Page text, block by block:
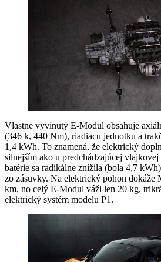
Vlastne vyvinutý E-Modul obsahuje
(346 k, 440 Nm), riadiacu jednotku a
1,4 kWh. To znamená, že elektrický
silnejším ako u predchádzajúcej vlajkovej
batérie sa radikálne znížila (bola 4,7
zo zásuvky. Na elektrický pohon dokáže
km, no celý E-Modul váži len 20 kg,
elektrický systém modelu P1.